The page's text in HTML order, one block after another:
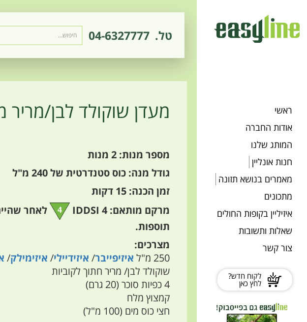
טל. 04-6327777
ראשי
אודות החברה
המותג שלנו
חנות אונליין
מאמרים בנושא תזונה
מתכונים
איזיליין בקופות החולים
שאלות ותשובות
צור קשר
לקוח חדש?
לחץ כאן
מעדן שוקולד לבן/
מספר מנות: 2 מנות
גודל מנה: כוס סטנדרטית של 240 מ"ל
זמן הכנה: 15 דקות
מרקם מותאם: IDDSI 4
לאחר
תוספות.
מצרכים:
250 מ"ל
איזיפייבר/ איזידיילי/ איזימילק/
שוקולד לבן/ מריר חתוך לקוביות
4 כפיות סוכר (20 גרם)
קמצוץ מלח
חצי כוס מים (100 מ"ל)